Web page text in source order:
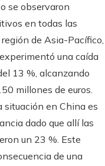
se observaron
en todas las
de Asia-Pacífico,
una caída
13 %, alcanzando
millones de euros.
situación en China es
dado que allí las
un 23 %. Este
de una